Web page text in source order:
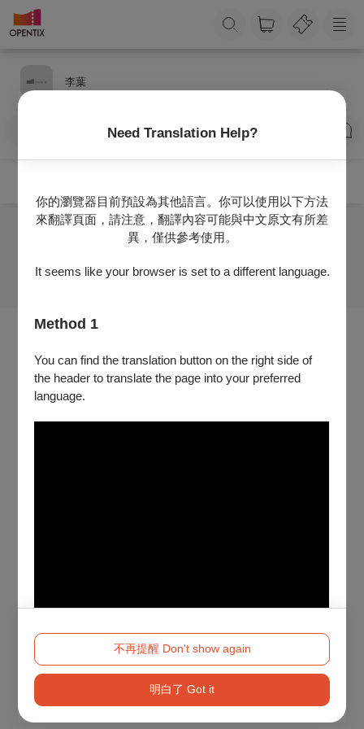
Need Translation Help?
你的瀏覽器目前預設為其他語言。你可以使用以下方法
來翻譯頁面，請注意，翻譯內容可能與中文原文有所差
異，僅供參考使用。
It seems like your browser is set to a different language.
Method 1
You can find the translation button on the right side of
the header to translate the page into your preferred
language.
Method 2
不再提醒 Don't show again
明白了 Got it
李葉
訂閱